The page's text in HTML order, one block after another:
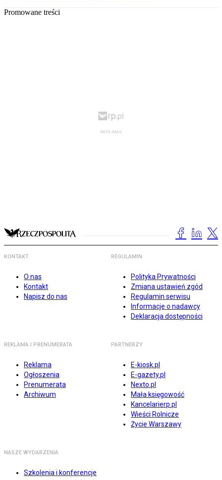
Promowane treści
KONTAKT
O nas
Kontakt
Napisz do nas
REGULAMIN
Polityka Prywatności
Zmiana ustawień zgód
Regulamin serwisu
Informacje o nadawcy
Deklaracja dostępności
REKLAMA I PRENUMERATA
Reklama
Ogłoszenia
Prenumerata
Archiwum
PARTNERZY
E-kiosk.pl
E-gazety.pl
Nexto.pl
Mała księgowość
Kancelarierp.pl
Wieści Rolnicze
Życie Warszawy
NASZE WYDARZENIA
Szkolenia i konferencje